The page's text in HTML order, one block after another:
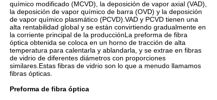
químico modificado (MCVD), la deposición de vapor axial (VAD),
la deposición de vapor químico de barra (OVD) y la deposición
de vapor químico plasmático (PCVD).VAD y PCVD tienen una
alta rentabilidad global y se están convirtiendo gradualmente en
la corriente principal de la producciónLa preforma de fibra
óptica obtenida se coloca en un horno de tracción de alta
temperatura para calentarla y ablandarla, y se extrae en fibras
de vidrio de diferentes diámetros con proporciones
similares.Estas fibras de vidrio son lo que a menudo llamamos
fibras ópticas.
Preforma de fibra óptica